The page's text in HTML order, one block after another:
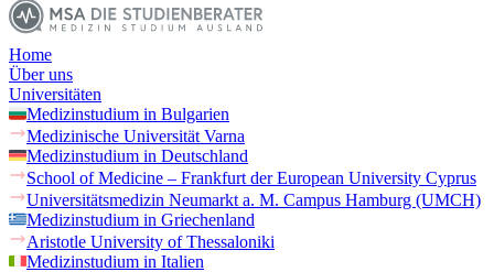
Home
Über uns
Universitäten
Medizinstudium in Bulgarien
Medizinische Universität Varna
Medizinstudium in Deutschland
School of Medicine – Frankfurt der European University Cyprus
Universitätsmedizin Neumarkt a. M. Campus Hamburg (UMCH)
Medizinstudium in Griechenland
Aristotle University of Thessaloniki
Medizinstudium in Italien